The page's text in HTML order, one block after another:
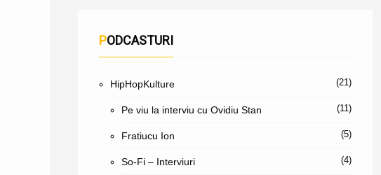
PODCASTURI
HipHopKulture (21)
Pe viu la interviu cu Ovidiu Stan (11)
Fratiucu Ion (5)
So-Fi – Interviuri (4)